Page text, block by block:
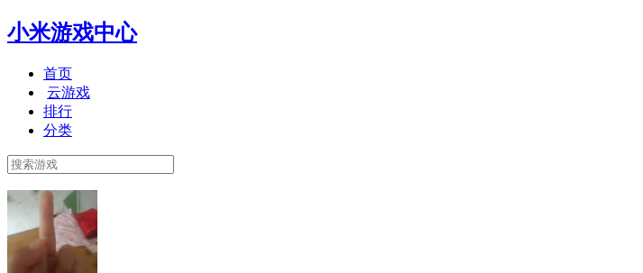
小米游戏中心
首页
云游戏
排行
分类